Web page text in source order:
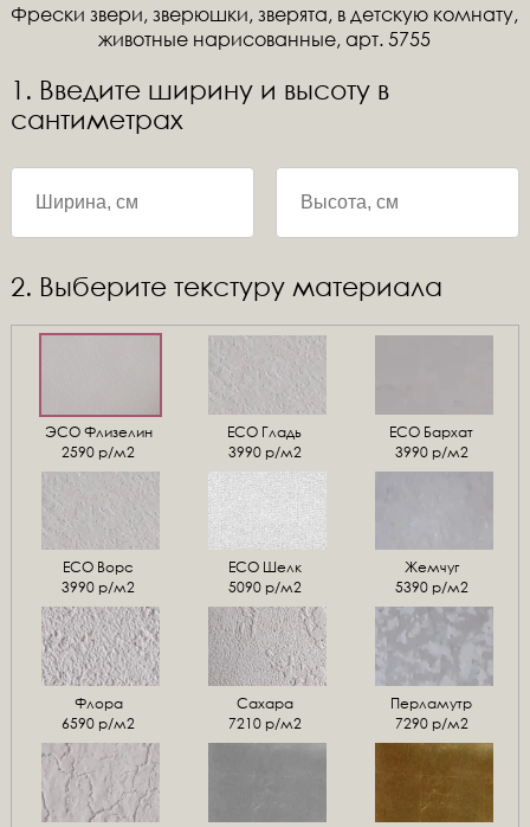
Фрески звери, зверюшки, зверята, в детскую комнату,
животные нарисованные, арт. 5755
1. Введите ширину и высоту в
сантиметрах
2. Выберите текстуру материала
ЭСО Флизелин
2590 р/м2
ЕСО Гладь
3990 р/м2
ECO Бархат
3990 р/м2
ЕСО Ворс
3990 р/м2
ЕСО Шелк
5090 р/м2
Жемчуг
5390 р/м2
Флора
6590 р/м2
Сахара
7210 р/м2
Перламутр
7290 р/м2